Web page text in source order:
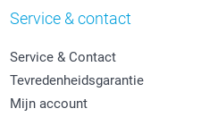
Service & contact
Service & Contact
Tevredenheidsgarantie
Mijn account